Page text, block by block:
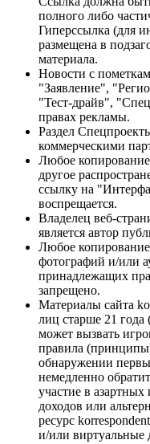
полного либо
Гиперссылка (для
размещена в
материала.
Новости с
"Заявление",
"Тест-драйв",
правах рекламы.
Раздел
коммерческими
Любое
другое
ссылку на
воспрещается.
Владелец веб-
является автор
Любое
фотографий и/или
принадлежащих
запрещено.
Материалы сайта
лиц старше 21 года
может вызвать
правила
обнаружении
немедленно
участие в
доходов или
ресурс
и/или виртуальные